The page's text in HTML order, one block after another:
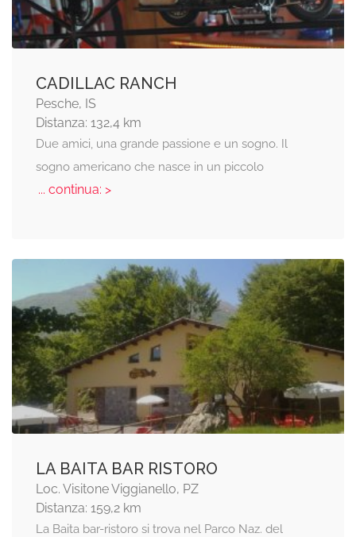
CADILLAC RANCH
Pesche, IS
Distanza: 132,4 km
Due amici, una grande passione e un sogno. Il
sogno americano che nasce in un piccolo
... continua: >
LA BAITA BAR RISTORO
Loc. Visitone Viggianello, PZ
Distanza: 159,2 km
La Baita bar-ristoro si trova nel Parco Naz. del